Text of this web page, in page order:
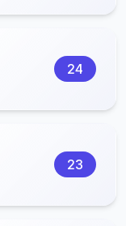
24
23